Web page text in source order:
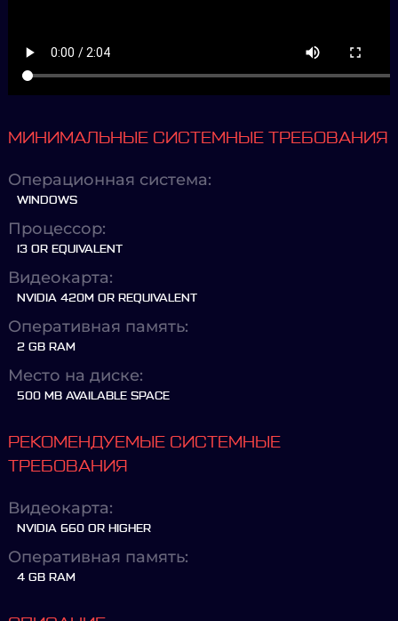
МИНИМАЛЬНЫЕ СИСТЕМНЫЕ ТРЕБОВАНИЯ
Операционная система:
WINDOWS
Процессор:
I3 OR EQUIVALENT
Видеокарта:
NVIDIA 420M OR REQUIVALENT
Оперативная память:
2 GB RAM
Место на диске:
500 MB AVAILABLE SPACE
РЕКОМЕНДУЕМЫЕ СИСТЕМНЫЕ
ТРЕБОВАНИЯ
Видеокарта:
NVIDIA 660 OR HIGHER
Оперативная память:
4 GB RAM